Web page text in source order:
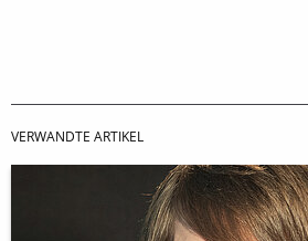
VERWANDTE ARTIKEL